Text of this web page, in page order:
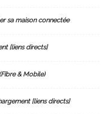
sa maison connectée
[liens directs]
& Mobile)
[liens directs]